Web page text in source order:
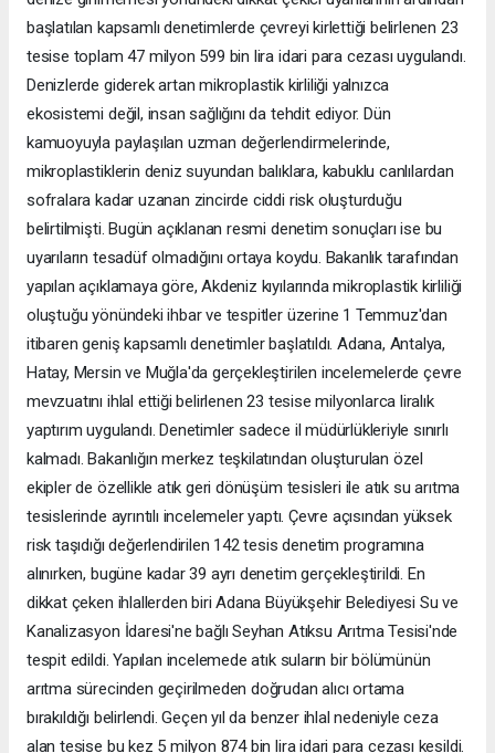
başlatılan kapsamlı denetimlerde çevreyi kirlettiği belirlenen 23
tesise toplam 47 milyon 599 bin lira idari para cezası uygulandı.
Denizlerde giderek artan mikroplastik kirliliği yalnızca
ekosistemi değil, insan sağlığını da tehdit ediyor. Dün
kamuoyuyla paylaşılan uzman değerlendirmelerinde,
mikroplastiklerin deniz suyundan balıklara, kabuklu canlılardan
sofralara kadar uzanan zincirde ciddi risk oluşturduğu
belirtilmişti. Bugün açıklanan resmi denetim sonuçları ise bu
uyarıların tesadüf olmadığını ortaya koydu. Bakanlık tarafından
yapılan açıklamaya göre, Akdeniz kıyılarında mikroplastik kirliliği
oluştuğu yönündeki ihbar ve tespitler üzerine 1 Temmuz'dan
itibaren geniş kapsamlı denetimler başlatıldı. Adana, Antalya,
Hatay, Mersin ve Muğla'da gerçekleştirilen incelemelerde çevre
mevzuatını ihlal ettiği belirlenen 23 tesise milyonlarca liralık
yaptırım uygulandı. Denetimler sadece il müdürlükleriyle sınırlı
kalmadı. Bakanlığın merkez teşkilatından oluşturulan özel
ekipler de özellikle atık geri dönüşüm tesisleri ile atık su arıtma
tesislerinde ayrıntılı incelemeler yaptı. Çevre açısından yüksek
risk taşıdığı değerlendirilen 142 tesis denetim programına
alınırken, bugüne kadar 39 ayrı denetim gerçekleştirildi. En
dikkat çeken ihlallerden biri Adana Büyükşehir Belediyesi Su ve
Kanalizasyon İdaresi'ne bağlı Seyhan Atıksu Arıtma Tesisi'nde
tespit edildi. Yapılan incelemede atık suların bir bölümünün
arıtma sürecinden geçirilmeden doğrudan alıcı ortama
bırakıldığı belirlendi. Geçen yıl da benzer ihlal nedeniyle ceza
alan tesise bu kez 5 milyon 874 bin lira idari para cezası kesildi.